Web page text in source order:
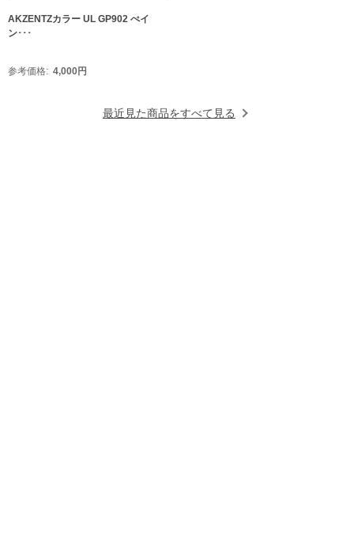
AKZENTZカラー UL GP902 ぺイ
ン･･･
参考価格 4,000円
最近見た商品をすべて見る